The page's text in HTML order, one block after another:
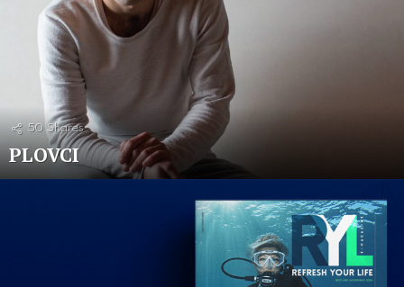
50 Shares
PLOVCI